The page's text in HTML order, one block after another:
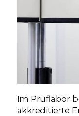
Im Prüflabor
akkreditierte